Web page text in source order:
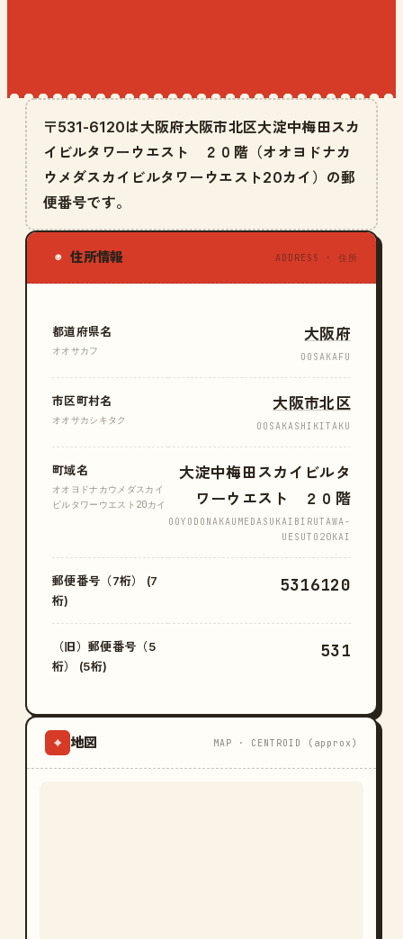
〒531-6120は大阪府大阪市北区大淀中梅田スカ
イビルタワーウエスト ２０階（オオヨドナカ
ウメダスカイビルタワーウエスト20カイ）の郵
便番号です。
◉ 住所情報 ADDRESS · 住所
都道府県名
オオサカフ
大阪府
OOSAKAFU
市区町村名
オオサカシキタク
大阪市北区
OOSAKASHIKITAKU
町域名
オオヨドナカウメダスカイ
ビルタワーウエスト20カイ
大淀中梅田スカイビルタ
ワーウエスト ２０階
OOYODONAKAUMEDASUKAIBIRUTAWA-
UESUTO20KAI
郵便番号（7桁） (7
桁)
5316120
（旧）郵便番号（5
桁） (5桁)
531
⌖ 地図 MAP · CENTROID (approx)